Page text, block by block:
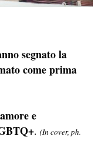
segnato la
come prima
e
. (In cover, ph.